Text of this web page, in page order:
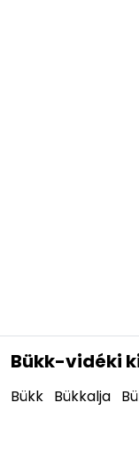
Bükk-vidéki
Bükk Bükkalja